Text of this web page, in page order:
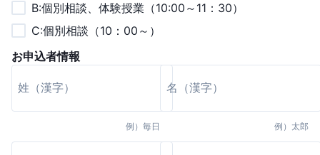
B:個別相談、体験授業（10:00～11：30）
C:個別相談（10：00～）
お申込者情報
例） 毎日 例） 太郎